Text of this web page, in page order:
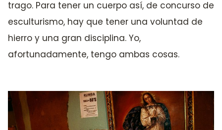
trago. Para tener un cuerpo así, de concurso de
esculturismo, hay que tener una voluntad de
hierro y una gran disciplina. Yo,
afortunadamente, tengo ambas cosas.